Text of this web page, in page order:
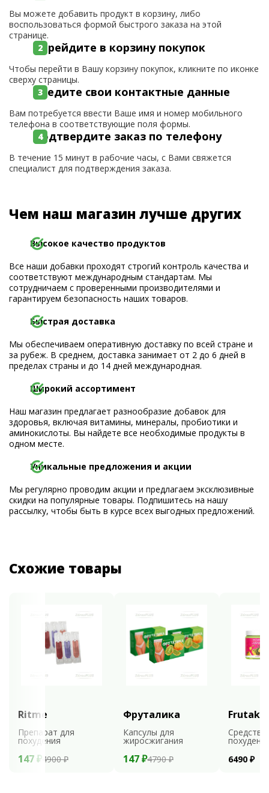
Вы можете добавить продукт в корзину, либо
воспользоваться формой быстрого заказа на этой
странице.
Перейдите в корзину покупок
Чтобы перейти в Вашу корзину покупок, кликните по иконке
сверху страницы.
Введите свои контактные данные
Вам потребуется ввести Ваше имя и номер мобильного
телефона в соответствующие поля формы.
Подтвердите заказ по телефону
В течение 15 минут в рабочие часы, с Вами свяжется
специалист для подтверждения заказа.
Чем наш магазин лучше других
Высокое качество продуктов
Все наши добавки проходят строгий контроль качества и
соответствуют международным стандартам. Мы
сотрудничаем с проверенными производителями и
гарантируем безопасность наших товаров.
Быстрая доставка
Мы обеспечиваем оперативную доставку по всей стране и
за рубеж. В среднем, доставка занимает от 2 до 6 дней в
пределах страны и до 14 дней международная.
Широкий ассортимент
Наш магазин предлагает разнообразие добавок для
здоровья, включая витамины, минералы, пробиотики и
аминокислоты. Вы найдете все необходимые продукты в
одном месте.
Уникальные предложения и акции
Мы регулярно проводим акции и предлагаем эксклюзивные
скидки на популярные товары. Подпишитесь на нашу
рассылку, чтобы быть в курсе всех выгодных предложений.
Схожие товары
Ritme
Препарат для
похудения
147 ₽ 4900 ₽
Фруталика
Капсулы для
жиросжигания
147 ₽4790 ₽
6490 ₽